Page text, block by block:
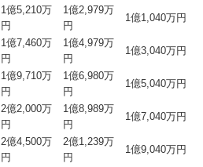
1億5,210万
円
1億2,979万
円
1億1,040万円
1億7,460万
円
1億4,979万
円
1億3,040万円
1億9,710万
円
1億6,980万
円
1億5,040万円
2億2,000万
円
1億8,989万
円
1億7,040万円
2億4,500万
円
2億1,239万
円
1億9,040万円